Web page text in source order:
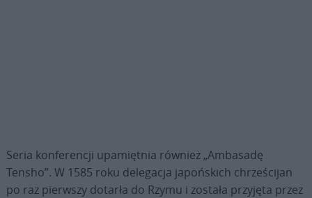
Seria konferencji upamiętnia również „Ambasadę
Tensho”. W 1585 roku delegacja japońskich chrześcijan
po raz pierwszy dotarła do Rzymu i została przyjęta przez